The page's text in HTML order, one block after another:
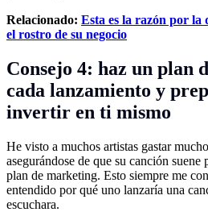
Relacionado: Esta es la razón por la
el rostro de su negocio
Consejo 4: haz un plan
cada lanzamiento y
invertir en ti mismo
He visto a muchos artistas gastar
asegurándose de que su canción suene
plan de marketing. Esto siempre me
entendido por qué uno lanzaría una
escuchara.